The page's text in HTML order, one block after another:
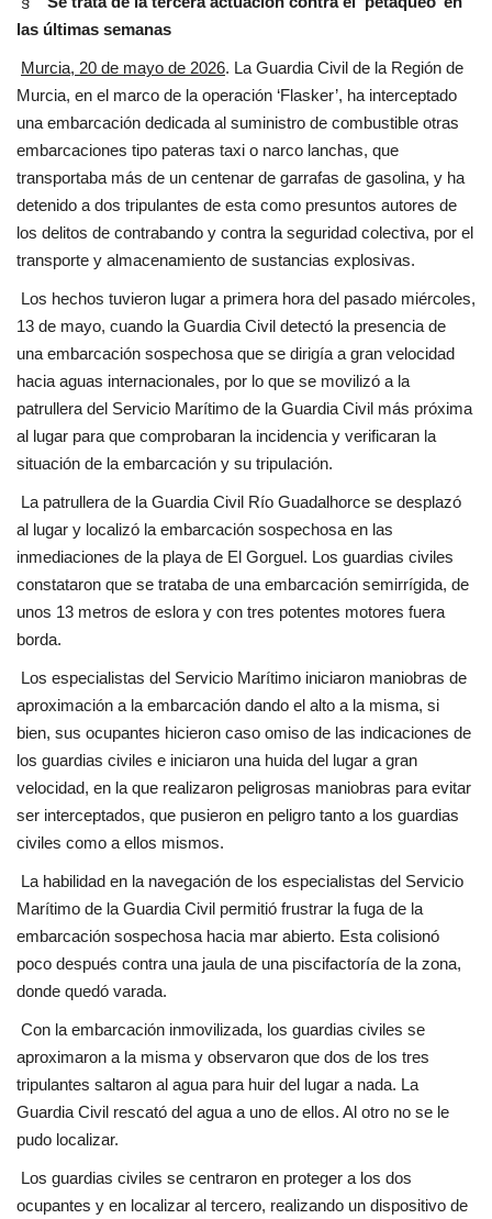
las últimas semanas
Murcia, 20 de mayo de 2026. La Guardia Civil de la Región de
Murcia, en el marco de la operación ‘Flasker’, ha interceptado
una embarcación dedicada al suministro de combustible otras
embarcaciones tipo pateras taxi o narco lanchas, que
transportaba más de un centenar de garrafas de gasolina, y ha
detenido a dos tripulantes de esta como presuntos autores de
los delitos de contrabando y contra la seguridad colectiva, por el
transporte y almacenamiento de sustancias explosivas.
Los hechos tuvieron lugar a primera hora del pasado miércoles,
13 de mayo, cuando la Guardia Civil detectó la presencia de
una embarcación sospechosa que se dirigía a gran velocidad
hacia aguas internacionales, por lo que se movilizó a la
patrullera del Servicio Marítimo de la Guardia Civil más próxima
al lugar para que comprobaran la incidencia y verificaran la
situación de la embarcación y su tripulación.
La patrullera de la Guardia Civil Río Guadalhorce se desplazó
al lugar y localizó la embarcación sospechosa en las
inmediaciones de la playa de El Gorguel. Los guardias civiles
constataron que se trataba de una embarcación semirrígida, de
unos 13 metros de eslora y con tres potentes motores fuera
borda.
Los especialistas del Servicio Marítimo iniciaron maniobras de
aproximación a la embarcación dando el alto a la misma, si
bien, sus ocupantes hicieron caso omiso de las indicaciones de
los guardias civiles e iniciaron una huida del lugar a gran
velocidad, en la que realizaron peligrosas maniobras para evitar
ser interceptados, que pusieron en peligro tanto a los guardias
civiles como a ellos mismos.
La habilidad en la navegación de los especialistas del Servicio
Marítimo de la Guardia Civil permitió frustrar la fuga de la
embarcación sospechosa hacia mar abierto. Esta colisionó
poco después contra una jaula de una piscifactoría de la zona,
donde quedó varada.
Con la embarcación inmovilizada, los guardias civiles se
aproximaron a la misma y observaron que dos de los tres
tripulantes saltaron al agua para huir del lugar a nada. La
Guardia Civil rescató del agua a uno de ellos. Al otro no se le
pudo localizar.
Los guardias civiles se centraron en proteger a los dos
ocupantes y en localizar al tercero, realizando un dispositivo de